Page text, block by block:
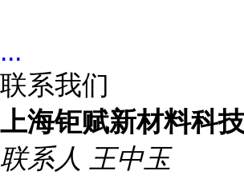
...
联系我们
上海钜赋新材料科
联系人 王中玉